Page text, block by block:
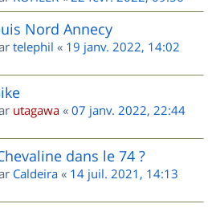
Nord Annecy
telephil « 19 janv. 2022, 14:02
utagawa « 07 janv. 2022, 22:44
dans le 74 ?
Caldeira « 14 juil. 2021, 14:13